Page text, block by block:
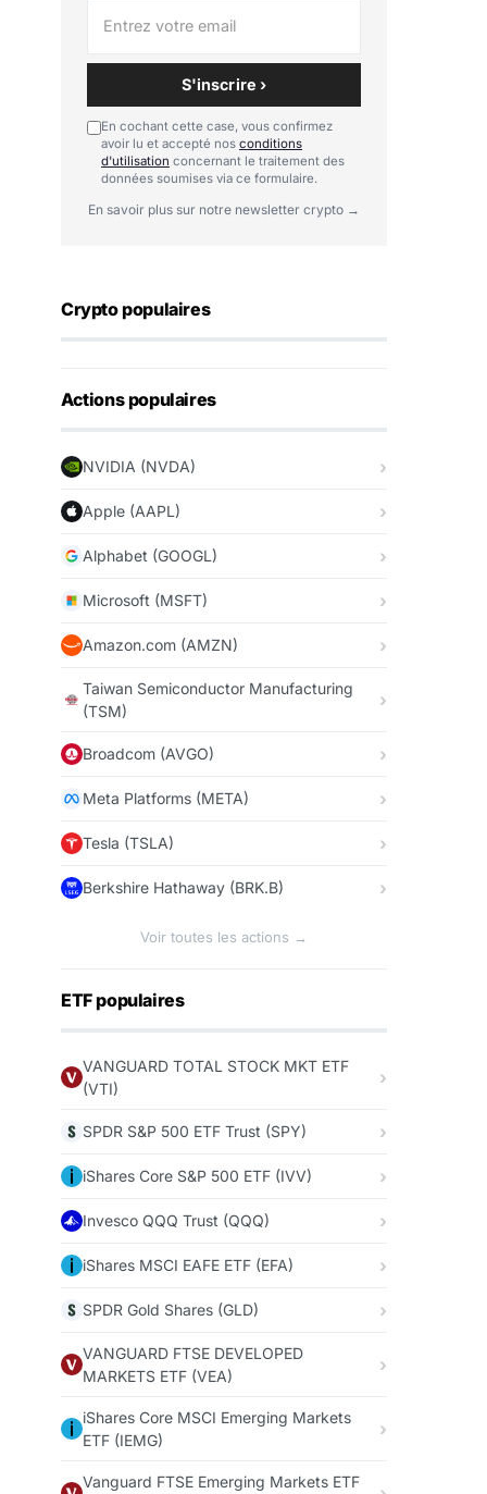
S'inscrire ›
En cochant cette case, vous confirmez
avoir lu et accepté nos conditions
d'utilisation concernant le traitement des
données soumises via ce formulaire.
En savoir plus sur notre newsletter crypto →
Crypto populaires
Actions populaires
NVIDIA (NVDA)
Apple (AAPL)
Alphabet (GOOGL)
Microsoft (MSFT)
Amazon.com (AMZN)
Taiwan Semiconductor Manufacturing
(TSM)
Broadcom (AVGO)
Meta Platforms (META)
Tesla (TSLA)
Berkshire Hathaway (BRK.B)
Voir toutes les actions →
ETF populaires
VANGUARD TOTAL STOCK MKT ETF
(VTI)
SPDR S&P 500 ETF Trust (SPY)
iShares Core S&P 500 ETF (IVV)
Invesco QQQ Trust (QQQ)
iShares MSCI EAFE ETF (EFA)
SPDR Gold Shares (GLD)
VANGUARD FTSE DEVELOPED
MARKETS ETF (VEA)
iShares Core MSCI Emerging Markets
ETF (IEMG)
Vanguard FTSE Emerging Markets ETF